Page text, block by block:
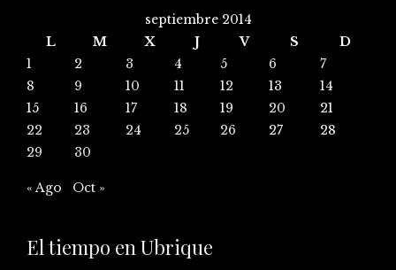
septiembre 2014
L
M X J V S
D
1
2 3 4 5 6
7
8
9 10 11 12 13
14
15
16 17 18 19 20
21
22
23 24 25 26 27
28
29
30
« Ago Oct »
El tiempo en Ubrique